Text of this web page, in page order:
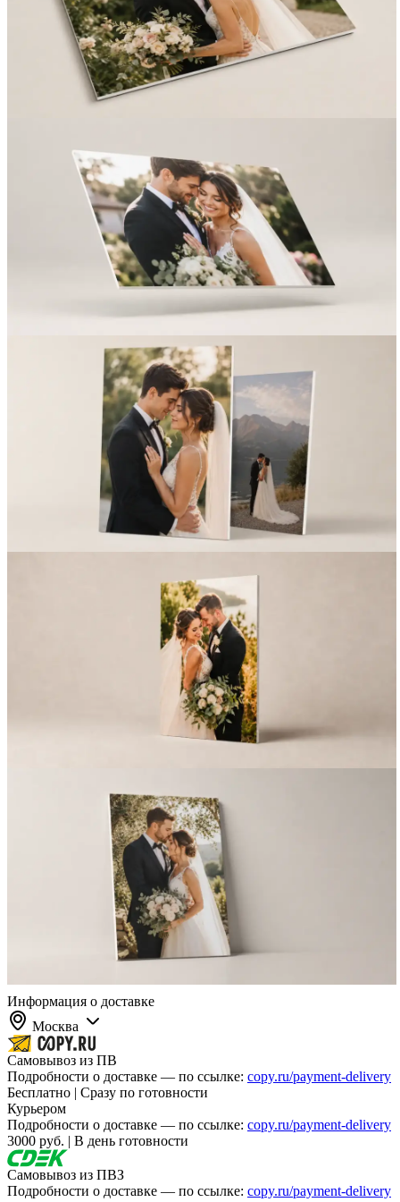
Вакансии
О компании
Написать директору
Портфолио
Франшиза
Информация о доставке
Москва
Самовывоз из ПВ
Подробности о доставке — по ссылке: copy.ru/payment-delivery
Бесплатно | Сразу по готовности
Курьером
Подробности о доставке — по ссылке: copy.ru/payment-delivery
3000 руб. | В день готовности
Самовывоз из ПВЗ
Подробности о доставке — по ссылке: copy.ru/payment-delivery